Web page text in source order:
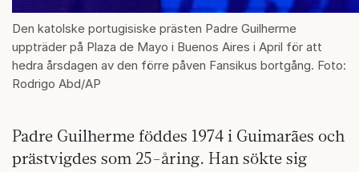
Den katolske portugisiske prästen Padre Guilherme
uppträder på Plaza de Mayo i Buenos Aires i April för att
hedra årsdagen av den förre påven Fansikus bortgång. Foto:
Rodrigo Abd/AP
Padre Guilherme föddes 1974 i Guimarães och
prästvigdes som 25-åring. Han sökte sig